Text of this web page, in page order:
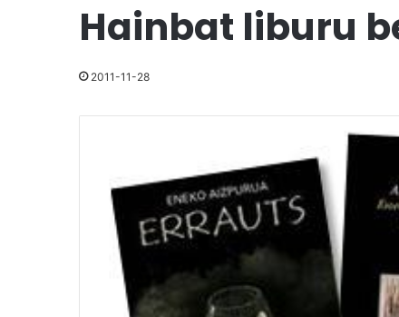
Hainbat liburu
2011-11-28